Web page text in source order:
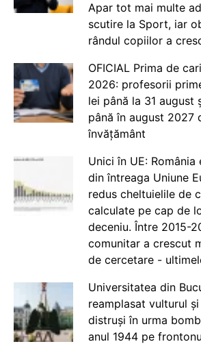
Apar tot mai multe
scutire la Sport, iar
rândul copiilor a
OFICIAL Prima de
2026: profesorii
lei până la 31 august
până în august 2027
învățământ
Unici în UE:
din întreaga Uniune
redus cheltuielile de
calculate pe cap de
deceniu. Între 2015-
comunitar a crescut
de cercetare -
Universitatea din
reamplasat vulturul
distruși în urma
anul 1944 pe